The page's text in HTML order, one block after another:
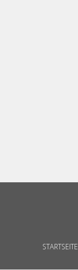
STARTSEITE